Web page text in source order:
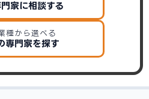
家に相談する
種から選べる
専門家を探す